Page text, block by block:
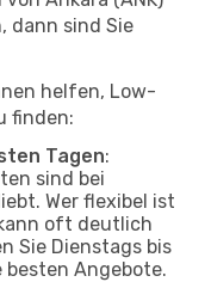
dann sind Sie
helfen, Low-
finden:
Tagen:
sind bei
Wer flexibel ist
oft deutlich
Sie Dienstags bis
besten Angebote.